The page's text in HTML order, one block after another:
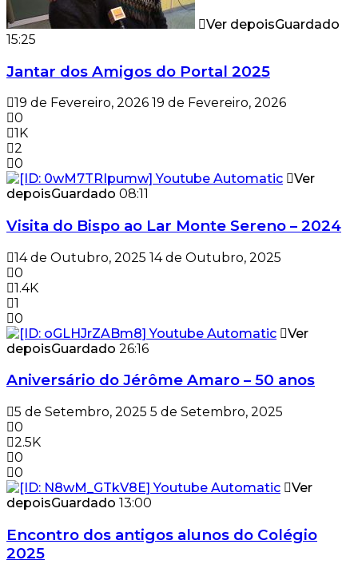
Ver depoisGuardado
15:25
Jantar dos Amigos do Portal 2025
19 de Fevereiro, 2026 19 de Fevereiro, 2026
0
1K
2
0
Ver
depoisGuardado 08:11
Visita do Bispo ao Lar Monte Sereno – 2024
14 de Outubro, 2025 14 de Outubro, 2025
0
1.4K
1
0
Ver
depoisGuardado 26:16
Aniversário do Jérôme Amaro – 50 anos
5 de Setembro, 2025 5 de Setembro, 2025
0
2.5K
0
0
Ver
depoisGuardado 13:00
Encontro dos antigos alunos do Colégio
2025